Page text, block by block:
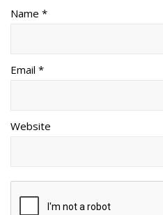
Name *
Email *
Website